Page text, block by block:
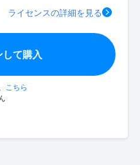
ライセンスの詳細を見る
して購入
こちら